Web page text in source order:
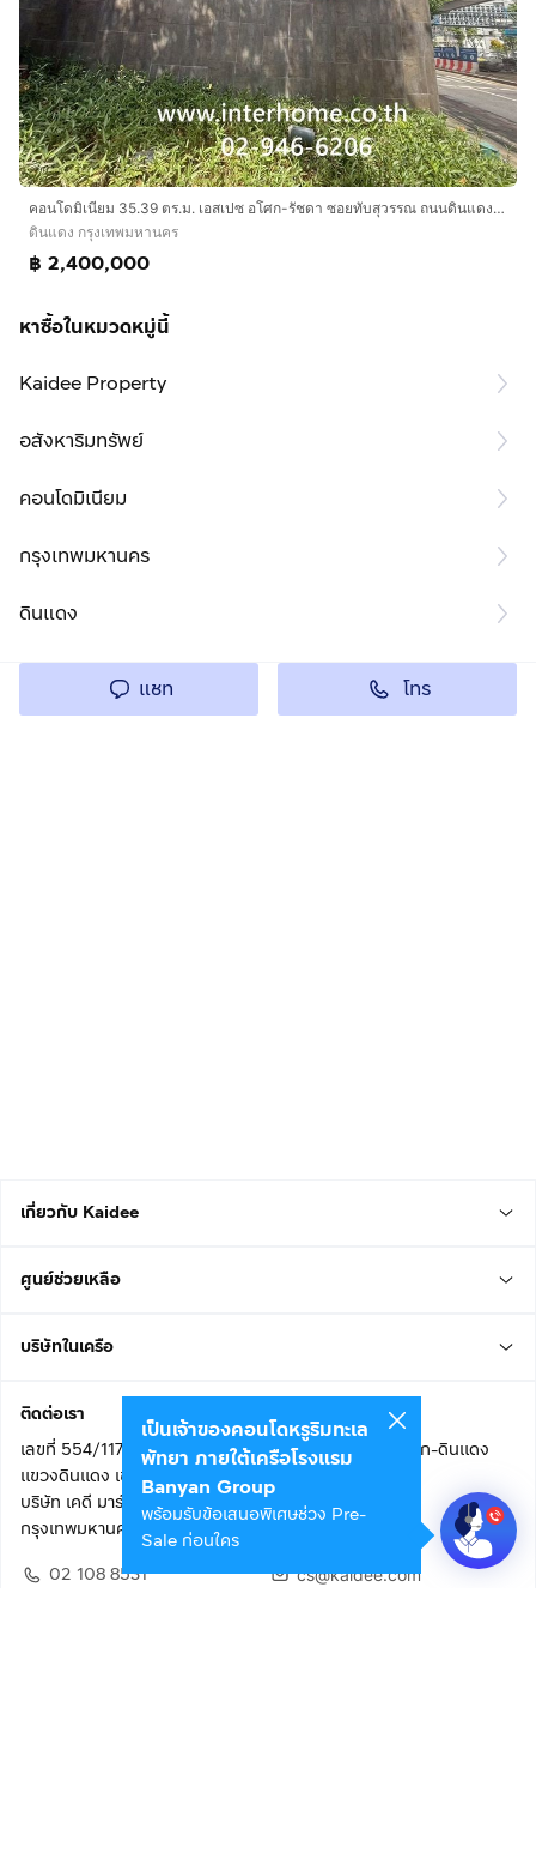
คอนโดมิเนียม 35.39 ตร.ม. เอสเปซ อโศก-รัชดา ซอยทับสุวรรณ ถนนดินแดง ถนนอโศก-ดินแดง เขตดินแดง กรุงเทพมหานคร
ดินแดง กรุงเทพมหานคร
฿ 2,400,000
หาซื้อในหมวดหมู่นี้
Kaidee Property
อสังหาริมทรัพย์
คอนโดมิเนียม
กรุงเทพมหานคร
ดินแดง
แชท โทร
เกี่ยวกับ Kaidee
ศูนย์ช่วยเหลือ
บริษัทในเครือ
ติดต่อเรา
เลขที่ 554/117 อาคารสกายไนน์ เซ็นเตอร์ ชั้น 22 ถนนอโศก-ดินแดง
แขวงดินแดง เขตดินแดง
บริษัท เคดี มาร์เก็ตเพลส จำกัด (สำนักงานใหญ่)
กรุงเทพมหานคร 10400
02 108 8531
cs@kaidee.com
เป็นเจ้าของคอนโดหรูริมทะเล
พัทยา ภายใต้เครือโรงแรม
Banyan Group
พร้อมรับข้อเสนอพิเศษช่วง Pre-
Sale ก่อนใคร